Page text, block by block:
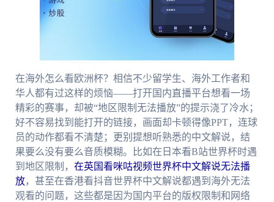
在海外怎么看欧洲杯？相信不少留学生、海外工作者和
华人都有过这样的烦恼——打开国内直播平台想看一场
精彩的赛事，却被“地区限制无法播放”的提示浇了冷水；
好不容易找到能打开的链接，画面却卡顿得像PPT，连球
员的动作都看不清楚；更别提想听熟悉的中文解说，结
果要么没有要么音质模糊。比如在日本看B站世界杯时遇
到地区限制， 在英国看咪咕视频世界杯中文解说无法播
放，甚至在香港看抖音世界杯中文解说都遇到海外无法
观看的问题，这些都是因为国内平台的版权限制和网络